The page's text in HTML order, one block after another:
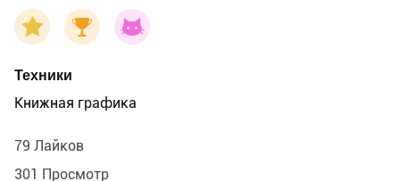
Техники
Книжная графика
79 Лайков
301 Просмотр